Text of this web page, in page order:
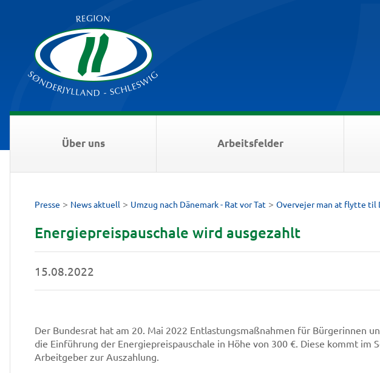
Über uns Arbeitsfelder
Presse > News aktuell > Umzug nach Dänemark - Rat vor Tat > Overvejer man at flytte til
Energiepreispauschale wird ausgezahlt
15.08.2022
Der Bundesrat hat am 20. Mai 2022 Entlastungsmaßnahmen für Bürgerinnen
die Einführung der Energiepreispauschale in Höhe von 300 €. Diese kommt im
Arbeitgeber zur Auszahlung.